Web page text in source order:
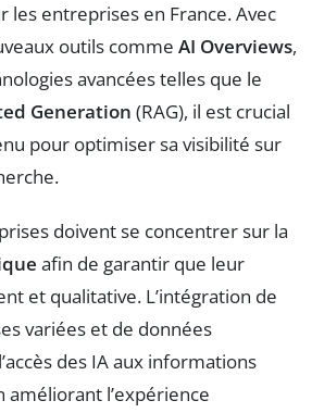
les entreprises en France. Avec
outils comme AI Overviews,
avancées telles que le
Generation (RAG), il est crucial
pour optimiser sa visibilité sur
doivent se concentrer sur la
afin de garantir que leur
et qualitative. L’intégration de
variées et de données
des IA aux informations
améliorant l’expérience